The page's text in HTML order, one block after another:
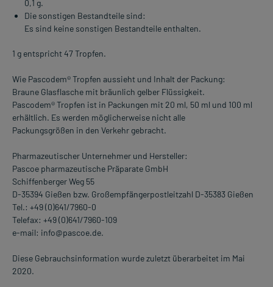
0,1 g.
Die sonstigen Bestandteile sind:
Es sind keine sonstigen Bestandteile enthalten.
1 g entspricht 47 Tropfen.
Wie Pascodem® Tropfen aussieht und Inhalt der Packung:
Braune Glasflasche mit bräunlich gelber Flüssigkeit.
Pascodem® Tropfen ist in Packungen mit 20 ml, 50 ml und 100 ml
erhältlich. Es werden möglicherweise nicht alle
Packungsgrößen in den Verkehr gebracht.
Pharmazeutischer Unternehmer und Hersteller:
Pascoe pharmazeutische Präparate GmbH
Schiffenberger Weg 55
D-35394 Gießen bzw. Großempfängerpostleitzahl D-35383 Gießen
Tel.: +49 (0)641/7960-0
Telefax: +49 (0)641/7960-109
e-mail: info@pascoe.de.
Diese Gebrauchsinformation wurde zuletzt überarbeitet im Mai
2020.